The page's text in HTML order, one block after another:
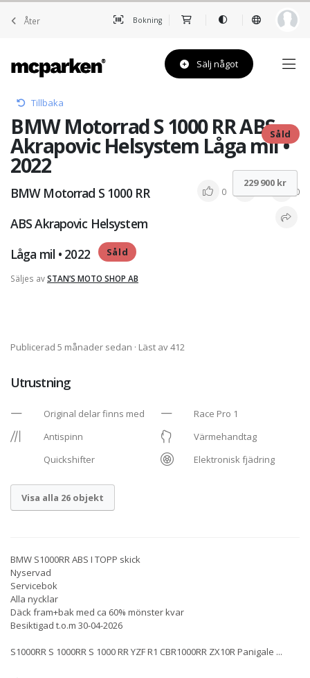
Åter Bokning
Sälj något
Tillbaka
BMW Motorrad S 1000 RR ABS
Akrapovic Helsystem Låga mil •
2022
Såld
BMW Motorrad S 1000 RR
ABS Akrapovic Helsystem
Låga mil • 2022
Såld
0 0
Säljes avSTAN’S MOTO SHOP AB
229 900 kr
Publicerad 5 månader sedan · Läst av 412
Utrustning
Original delar finns med
Race Pro 1
Antispinn
Värmehandtag
Quickshifter
Elektronisk fjädring
Visa alla 26 objekt
BMW S1000RR ABS I TOPP skick
Nyservad
Servicebok
Alla nycklar
Däck fram+bak med ca 60% mönster kvar
Besiktigad t.o.m 30-04-2026
S1000RR S 1000RR S 1000 RR YZF R1 CBR1000RR ZX10R Panigale ...